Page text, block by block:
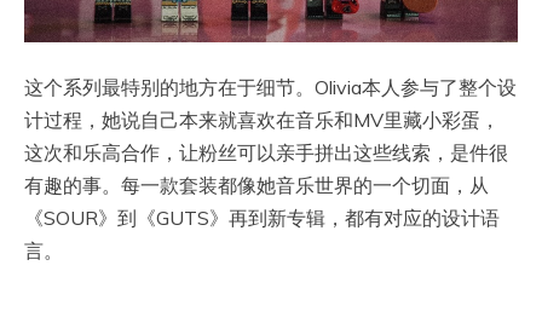
这个系列最特别的地方在于细节。Olivia本人参与了整个设
计过程，她说自己本来就喜欢在音乐和MV里藏小彩蛋，
这次和乐高合作，让粉丝可以亲手拼出这些线索，是件很
有趣的事。每一款套装都像她音乐世界的一个切面，从
《SOUR》到《GUTS》再到新专辑，都有对应的设计语
言。